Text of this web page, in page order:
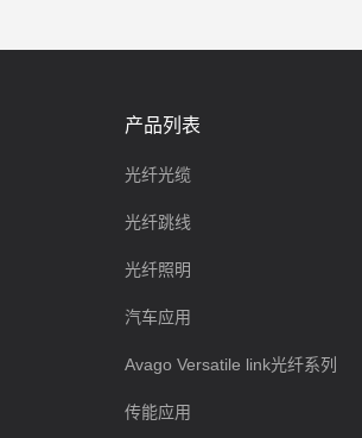
产品列表
光纤光缆
光纤跳线
光纤照明
汽车应用
Avago Versatile link光纤系列
传能应用